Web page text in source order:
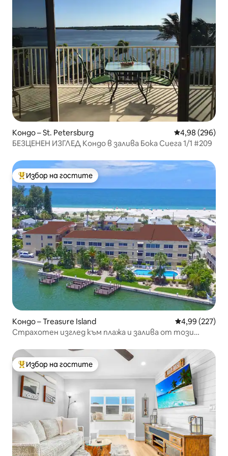
Кондо – St. Petersburg Средна
4,98 (296)
БЕЗЦЕНЕН ИЗГЛЕД Кондо в залива Бока Сиега 1/1 #209
Най-популярен избор на гостите
Избор на гостите
Кондо – Treasure Island Средна
4,99 (227)
Страхотен изглед към плажа и залива от този
Най-популярен избор на гостите
Избор на гостите